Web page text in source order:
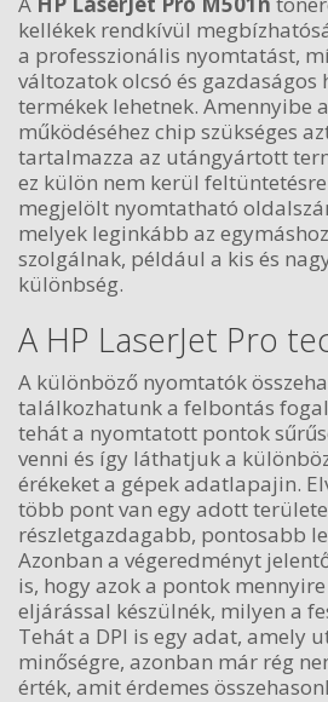
kellékek rendkívül
a professzionális nyomtatást,
változatok olcsó és gazdaságos
termékek lehetnek. Amennyibe
működéséhez chip szükséges
tartalmazza az utángyártott
ez külön nem kerül
megjelölt nyomtatható
melyek leginkább az
szolgálnak, például a kis és
különbség.
A HP LaserJet Pro
A különböző nyomtatók
találkozhatunk a felbontás
tehát a nyomtatott pontok
venni és így láthatjuk a
érékeket a gépek adatlapajin.
több pont van egy adott
részletgazdagabb, pontosabb
Azonban a végeredményt
is, hogy azok a pontok
eljárással készülnék, milyen a
Tehát a DPI is egy adat, amely
minőségre, azonban már rég
érték, amit érdemes